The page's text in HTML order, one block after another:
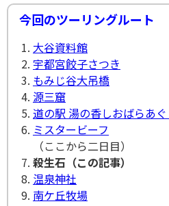
今回のツーリングルート
大谷資料館
宇都宮餃子さつき
もみじ谷大吊橋
源三窟
道の駅 湯の香しおばらあ
ミスタービーフ
（ここから二日目）
殺生石（この記事）
温泉神社
南ケ丘牧場